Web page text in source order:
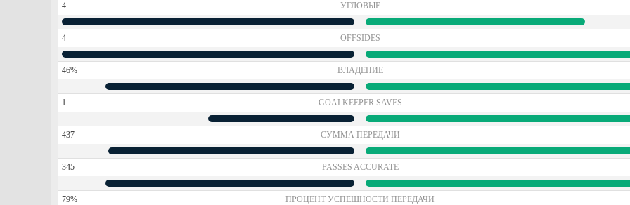
4 УГЛОВЫЕ
4 OFFSIDES
46% ВЛАДЕНИЕ
1 GOALKEEPER SAVES
437 СУММА ПЕРЕДАЧИ
345 PASSES ACCURATE
79% ПРОЦЕНТ УСПЕШНОСТИ ПЕРЕДАЧИ